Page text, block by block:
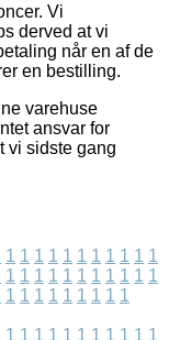
Vi
derved at vi
når en af de
en bestilling.
varehuse
ansvar for
vi sidste gang
1 1 1 1 1 1 1 1 1 1 1
1 1 1 1 1 1 1 1 1 1 1
1 1 1 1 1 1 1 1 1
1 1 1 1 1 1 1 1 1 1 1